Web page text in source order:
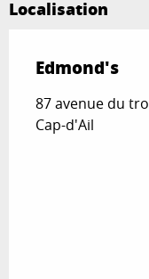
Localisation
Edmond's
87 avenue du
Cap-d'Ail